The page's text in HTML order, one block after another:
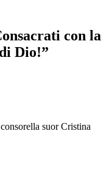
con la
Dio!”
suor Cristina